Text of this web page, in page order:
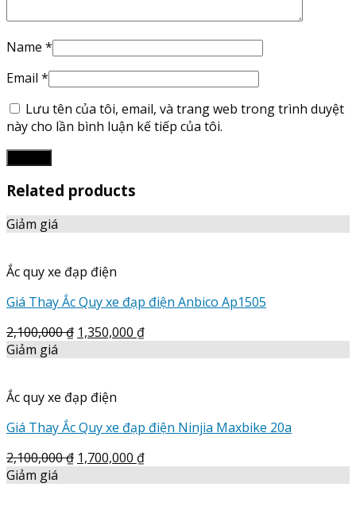
Name *
Email *
Lưu tên của tôi, email, và trang web trong trình duyệt
này cho lần bình luận kế tiếp của tôi.
Related products
Giảm giá
Ắc quy xe đạp điện
Giá Thay Ắc Quy xe đạp điện Anbico Ap1505
2,100,000₫ 1,350,000 ₫
Giảm giá
Ắc quy xe đạp điện
Giá Thay Ắc Quy xe đạp điện Ninjia Maxbike 20a
2,100,000₫ 1,700,000 ₫
Giảm giá